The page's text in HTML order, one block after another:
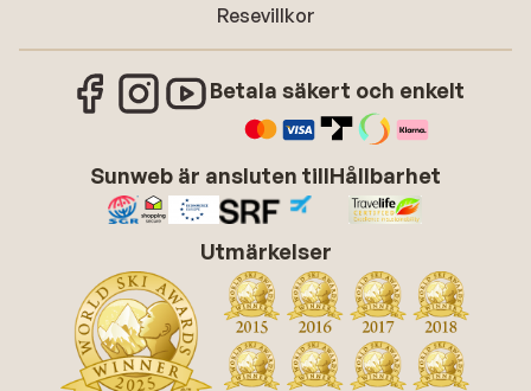
Resevillkor
Betala säkert och enkelt
Sunweb är ansluten tillHållbarhet
Utmärkelser